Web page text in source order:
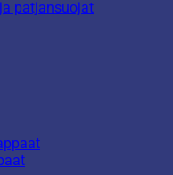
patjansuojat